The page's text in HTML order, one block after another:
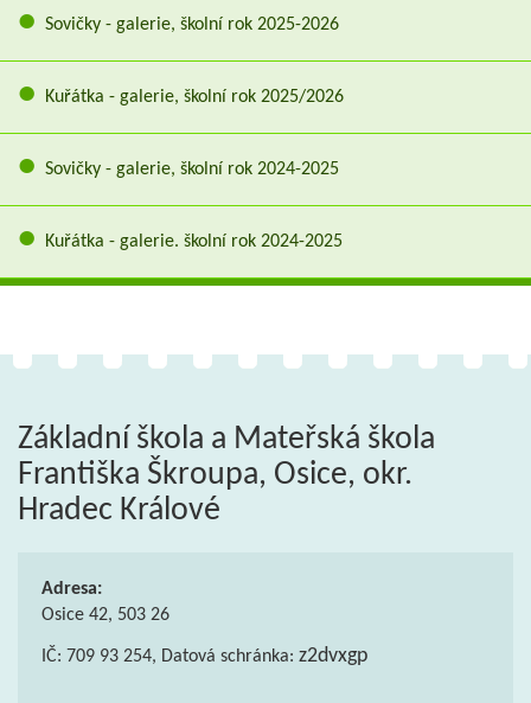
Sovičky - galerie, školní rok 2025-2026
Kuřátka - galerie, školní rok 2025/2026
Sovičky - galerie, školní rok 2024-2025
Kuřátka - galerie. školní rok 2024-2025
Základní škola a Mateřská škola
Františka Škroupa, Osice, okr.
Hradec Králové
Adresa:
Osice 42, 503 26
IČ: 709 93 254, Datová schránka: z2dvxgp